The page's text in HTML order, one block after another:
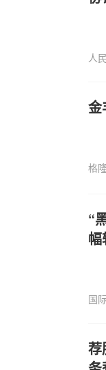
人
金
格
“
幅
国
荐